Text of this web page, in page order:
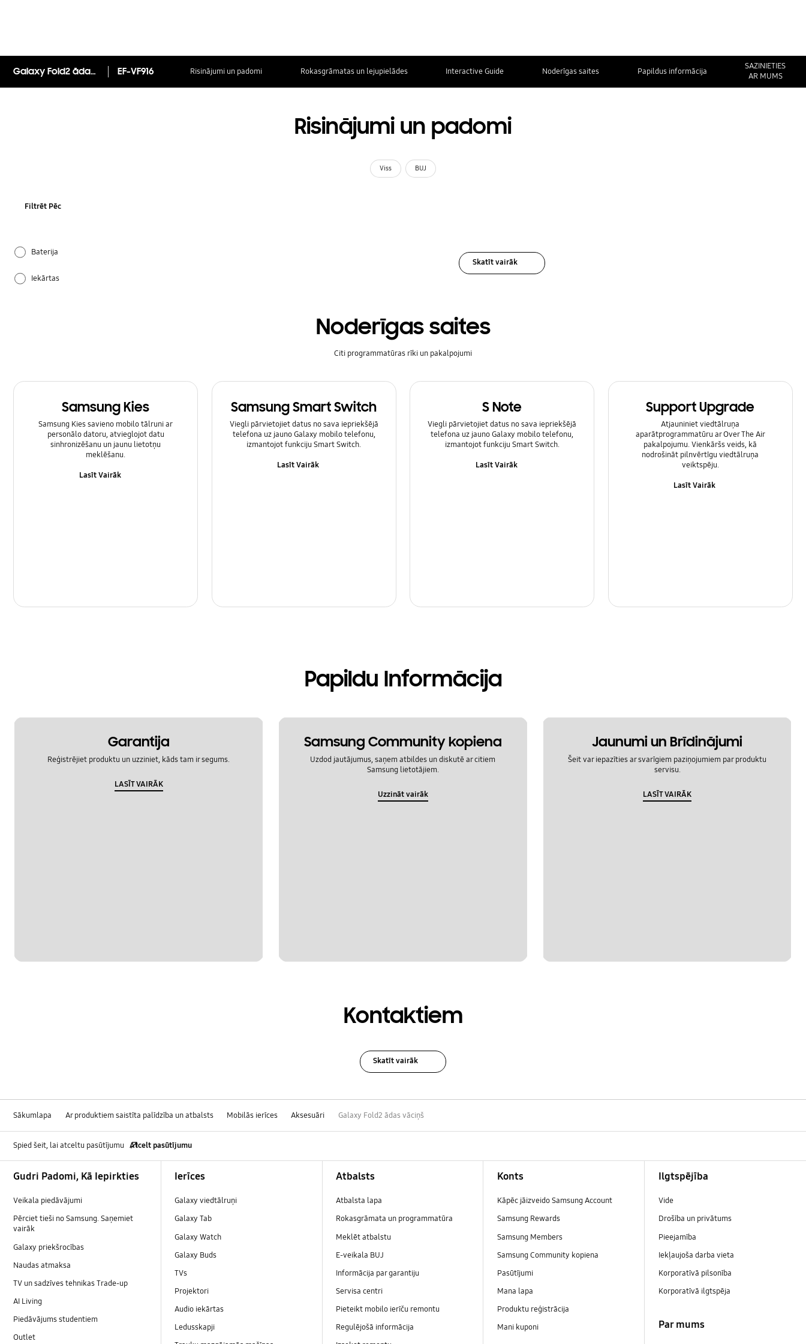
Galaxy Fold2 ādas vāciņš EF-VF916 Risinājumi un padomi Rokasgrāmatas un lejupielādes Interactive Guide Noderīgas saites Papildus informācija
SAZINIETIES
AR MUMS
Risinājumi un padomi
Viss BUJ
Filtrēt Pēc
Baterija
Iekārtas
Skatīt vairāk
Noderīgas saites
Citi programmatūras rīki un pakalpojumi
Samsung Kies
Samsung Kies savieno mobilo tālruni ar
personālo datoru, atvieglojot datu
sinhronizēšanu un jaunu lietotņu
meklēšanu.
Lasīt Vairāk
Samsung Smart Switch
Viegli pārvietojiet datus no sava iepriekšējā
telefona uz jauno Galaxy mobilo telefonu,
izmantojot funkciju Smart Switch.
Lasīt Vairāk
S Note
Viegli pārvietojiet datus no sava iepriekšējā
telefona uz jauno Galaxy mobilo telefonu,
izmantojot funkciju Smart Switch.
Lasīt Vairāk
Support Upgrade
Atjauniniet viedtālruņa
aparātprogrammatūru ar Over The Air
pakalpojumu. Vienkāršs veids, kā
nodrošināt pilnvērtīgu viedtālruņa
veiktspēju.
Lasīt Vairāk
Papildu Informācija
Garantija
Reģistrējiet produktu un uzziniet, kāds tam ir segums.
LASĪT VAIRĀK
Samsung Community kopiena
Uzdod jautājumus, saņem atbildes un diskutē ar citiem
Samsung lietotājiem.
Uzzināt vairāk
Jaunumi un Brīdinājumi
Šeit var iepazīties ar svarīgiem paziņojumiem par produktu
servisu.
LASĪT VAIRĀK
Kontaktiem
Skatīt vairāk
Sākumlapa Ar produktiem saistīta palīdzība un atbalsts Mobilās ierīces Aksesuāri Galaxy Fold2 ādas vāciņš
Spied šeit, lai atceltu pasūtījumu Atcelt pasūtījumu
Gudri Padomi, Kā Iepirkties
Veikala piedāvājumi
Pērciet tieši no Samsung. Saņemiet
vairāk
Galaxy priekšrocības
Naudas atmaksa
TV un sadzīves tehnikas Trade-up
AI Living
Piedāvājums studentiem
Outlet
Ierīces
Galaxy viedtālruņi
Galaxy Tab
Galaxy Watch
Galaxy Buds
TVs
Projektori
Audio iekārtas
Ledusskapji
Atbalsts
Atbalsta lapa
Rokasgrāmata un programmatūra
Meklēt atbalstu
E-veikala BUJ
Informācija par garantiju
Servisa centri
Pieteikt mobilo ierīču remontu
Regulējošā informācija
Konts
Kāpēc jāizveido Samsung Account
Samsung Rewards
Samsung Members
Samsung Community kopiena
Pasūtījumi
Mana lapa
Produktu reģistrācija
Mani kuponi
Ilgtspējība
Vide
Drošība un privātums
Pieejamība
Iekļaujoša darba vieta
Korporatīvā pilsonība
Korporatīvā ilgtspēja
Par mums